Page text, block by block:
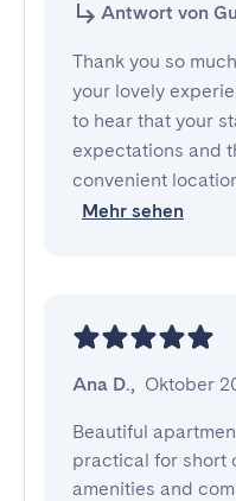
Antwort von
Thank you so
your lovely
to hear that your
expectations and
convenient
Mehr sehen
Ana D., Oktober
Beautiful
practical for short
amenities and